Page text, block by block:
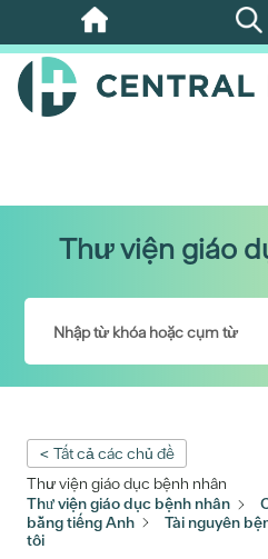
Bỏ
qua
nội
Thư viện giáo
< Tất cả các chủ đề
Thư viện giáo dục bệnh nhân
Thư viện giáo dục bệnh nhân
bằng tiếng Anh
Tài nguyên
tôi